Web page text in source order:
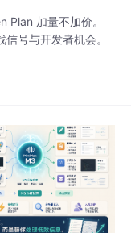
Plan 加量不加价。
号与开发者机会。